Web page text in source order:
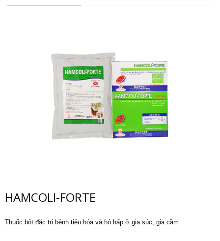
HAMCOLI-FORTE
Thuốc bột đặc trị bệnh tiêu hóa và hô hấp ở gia súc, gia cầm